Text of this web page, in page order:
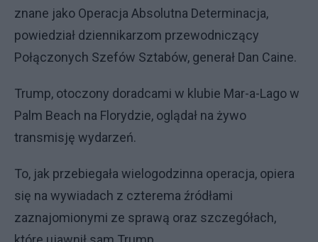
znane jako Operacja Absolutna Determinacja,
powiedział dziennikarzom przewodniczący
Połączonych Szefów Sztabów, generał Dan Caine.
Trump, otoczony doradcami w klubie Mar-a-Lago w
Palm Beach na Florydzie, oglądał na żywo
transmisję wydarzeń.
To, jak przebiegała wielogodzinna operacja, opiera
się na wywiadach z czterema źródłami
zaznajomionymi ze sprawą oraz szczegółach,